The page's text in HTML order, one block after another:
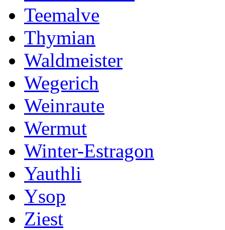
Teemalve
Thymian
Waldmeister
Wegerich
Weinraute
Wermut
Winter-Estragon
Yauthli
Ysop
Ziest